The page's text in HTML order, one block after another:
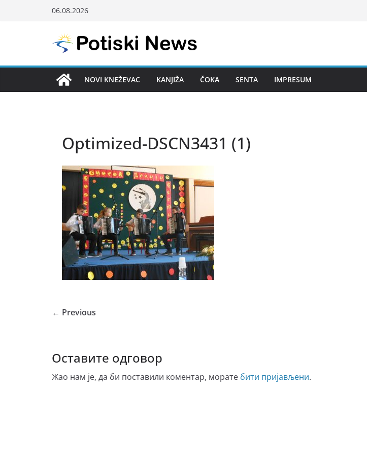
06.08.2026
NOVI KNEŽEVAC KANJIŽA ČOKA SENTA IMPRESUM
Optimized-DSCN3431 (1)
← Previous
Оставите одговор
Жао нам је, да би поставили коментар, морате бити пријављени.